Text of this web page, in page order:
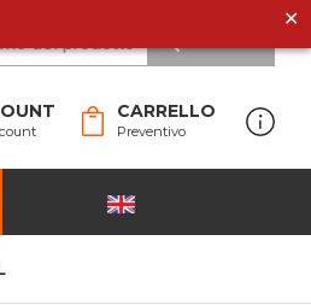
✕
CARRELLO
Preventivo